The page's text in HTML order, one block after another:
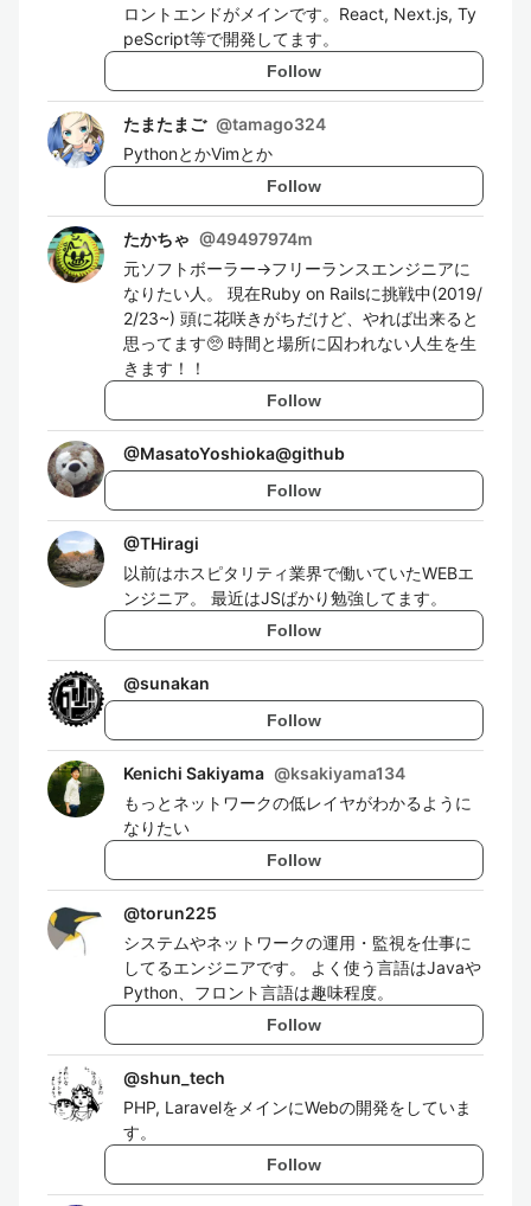
ロントエンドがメインです。React, Next.js, Ty
peScript等で開発してます。
Follow
たまたまご @tamago324
PythonとかVimとか
Follow
たかちゃ @49497974m
元ソフトボーラー→フリーランスエンジニアに
なりたい人。 現在Ruby on Railsに挑戦中(2019/
2/23~) 頭に花咲きがちだけど、やれば出来ると
思ってます🥺 時間と場所に囚われない人生を生
きます！！
Follow
@MasatoYoshioka@github
Follow
@THiragi
以前はホスピタリティ業界で働いていたWEBエ
ンジニア。 最近はJSばかり勉強してます。
Follow
@sunakan
Follow
Kenichi Sakiyama @ksakiyama134
もっとネットワークの低レイヤがわかるように
なりたい
Follow
@torun225
システムやネットワークの運用・監視を仕事に
してるエンジニアです。 よく使う言語はJavaや
Python、フロント言語は趣味程度。
Follow
@shun_tech
PHP, LaravelをメインにWebの開発をしていま
す。
Follow